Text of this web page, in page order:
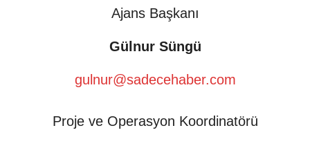
Ajans Başkanı
Gülnur Süngü
gulnur@sadecehaber.com
Proje ve Operasyon Koordinatörü